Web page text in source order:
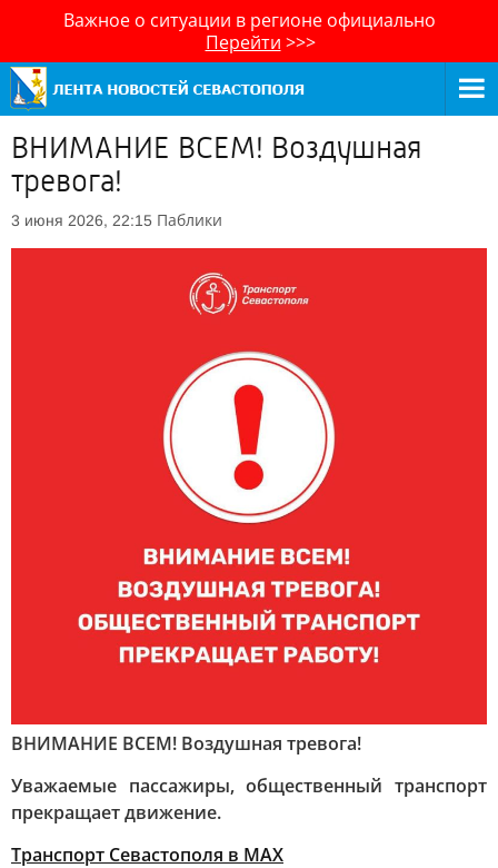
Важное о ситуации в регионе официально
Перейти >>>
ВНИМАНИЕ ВСЕМ! Воздушная
тревога!
3 июня 2026, 22:15 Паблики
ВНИМАНИЕ ВСЕМ! Воздушная тревога!
Уважаемые пассажиры, общественный транспорт
прекращает движение.
Транспорт Севастополя в MAX